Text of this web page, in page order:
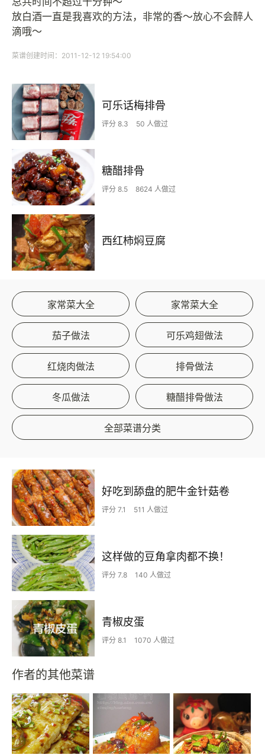
放白酒一直是我喜欢的方法，非常的香～放心不会醉人
滴哦～
菜谱创建时间：2011-12-12 19:54:00
可乐话梅排骨
评分 8.3 50 人做过
糖醋排骨
评分 8.5 8624 人做过
西红柿焖豆腐
家常菜大全 家常菜大全
茄子做法 可乐鸡翅做法
红烧肉做法 排骨做法
冬瓜做法 糖醋排骨做法
全部菜谱分类
好吃到舔盘的肥牛金针菇卷
评分 7.1 511 人做过
这样做的豆角拿肉都不换！
评分 7.8 140 人做过
青椒皮蛋
评分 8.1 1070 人做过
作者的其他菜谱